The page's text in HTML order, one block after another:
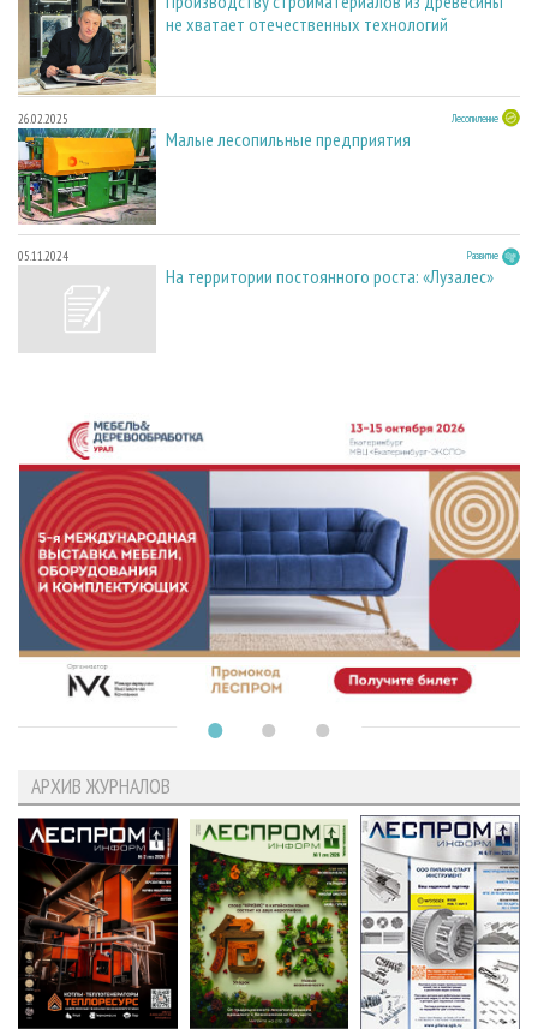
не хватает отечественных технологий
26.02.2025 Лесопиление
Малые лесопильные предприятия
05.11.2024 Развитие
На территории постоянного роста: «Лузалес»
АРХИВ ЖУРНАЛОВ